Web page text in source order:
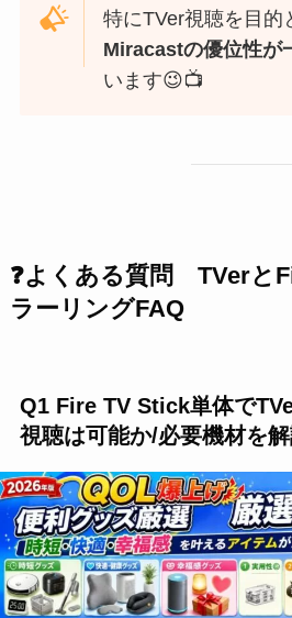
特にTVer視聴を目的
Miracastの優位性が
います😉📺
❓よくある質問 TVerと
ラーリングFAQ
Q1 Fire TV Stick単体で
視聴は可能か/必要機材を
いいえ、Fire TV
on TVer」のリアル
きません 。